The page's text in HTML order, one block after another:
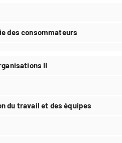
des consommateurs
II
du travail et des équipes